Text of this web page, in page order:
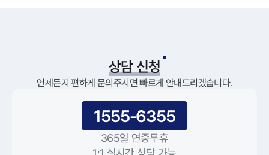
상담 신청
언제든지 편하게 문의주시면 빠르게 안내드리겠습니다.
1555-6355
365일 연중무휴